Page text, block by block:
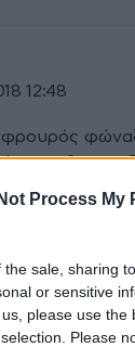
Process My
sale, sharing
or sensitive
please use the
Please
12:48
φρουρός
Στο βίντεο
έχει
Η το